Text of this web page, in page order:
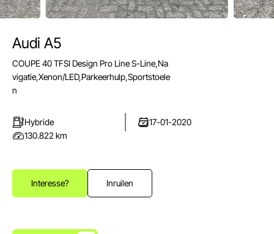
E-mail
info@autoparkuden.nl
Telefoon
Adres
Openingstijden verkoop
Ma - Vr:08.00 - 17.00
Zo:
Gesloten
Audi A5
COUPE 40 TFSI Design Pro Line S-Line,Na
vigatie,Xenon/LED,Parkeerhulp,Sportstoele
n
Hybride
17-01-2020
130.822 km
Interesse? Inruilen